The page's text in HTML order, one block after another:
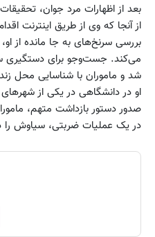
بعد از اظهارات مرد جوان،
از آنجا که وی از طریق اینترنت
بررسی سرنخ‌های به جا مانده از
می‌کند. جست‌وجو برای دستگیری
شد و ماموران با شناسایی محل
او در دانشگاهی در یکی از
صدور دستور بازداشت متهم،
در یک عملیات ضربتی، سیاوش را